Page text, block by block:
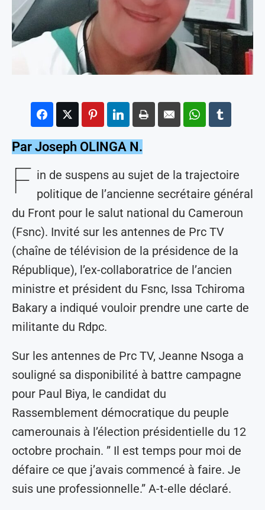
Par Joseph OLINGA N.
F in de suspens au sujet de la trajectoire
politique de l’ancienne secrétaire général
du Front pour le salut national du Cameroun
(Fsnc). Invité sur les antennes de Prc TV
(chaîne de télévision de la présidence de la
République), l’ex-collaboratrice de l’ancien
ministre et président du Fsnc, Issa Tchiroma
Bakary a indiqué vouloir prendre une carte de
militante du Rdpc.
Sur les antennes de Prc TV, Jeanne Nsoga a
souligné sa disponibilité à battre campagne
pour Paul Biya, le candidat du
Rassemblement démocratique du peuple
camerounais à l’élection présidentielle du 12
octobre prochain. ” Il est temps pour moi de
défaire ce que j’avais commencé à faire. Je
suis une professionnelle.” A-t-elle déclaré.